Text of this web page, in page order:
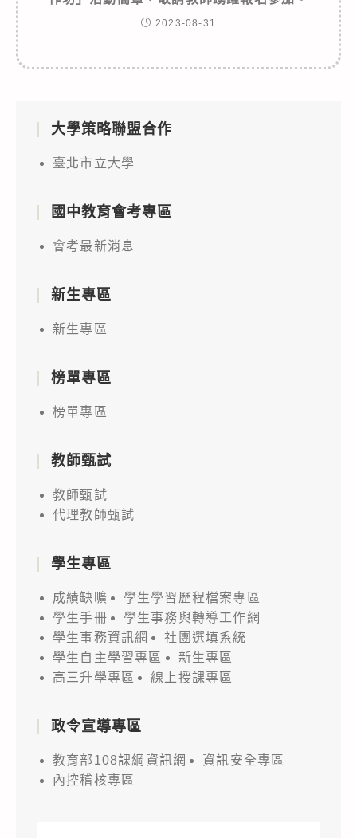
2023-08-31
大學策略聯盟合作
臺北市立大學
國中教育會考專區
會考最新消息
新生專區
新生專區
榜單專區
榜單專區
教師甄試
教師甄試
代理教師甄試
學生專區
成績缺曠
學生學習歷程檔案專區
學生手冊
學生事務與轉導工作網
學生事務資訊網
社團選填系統
學生自主學習專區
新生專區
高三升學專區
線上授課專區
政令宣導專區
教育部108課綱資訊網
資訊安全專區
內控稽核專區